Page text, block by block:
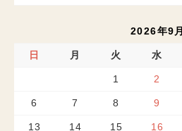
2026年9月
日 月 火 水
1 2
6 7 8 9
13 14 15 16